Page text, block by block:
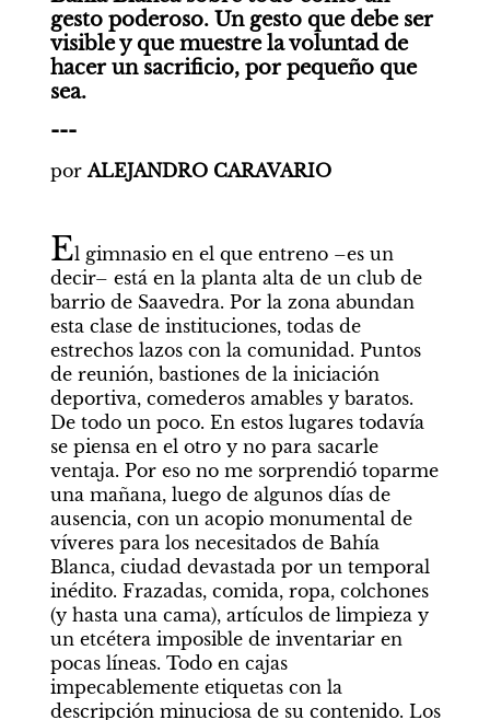
gesto poderoso. Un gesto que debe ser
visible y que muestre la voluntad de
hacer un sacrificio, por pequeño que
sea.
---
por ALEJANDRO CARAVARIO
El gimnasio en el que entreno –es un
decir– está en la planta alta de un club de
barrio de Saavedra. Por la zona abundan
esta clase de instituciones, todas de
estrechos lazos con la comunidad. Puntos
de reunión, bastiones de la iniciación
deportiva, comederos amables y baratos.
De todo un poco. En estos lugares todavía
se piensa en el otro y no para sacarle
ventaja. Por eso no me sorprendió toparme
una mañana, luego de algunos días de
ausencia, con un acopio monumental de
víveres para los necesitados de Bahía
Blanca, ciudad devastada por un temporal
inédito. Frazadas, comida, ropa, colchones
(y hasta una cama), artículos de limpieza y
un etcétera imposible de inventariar en
pocas líneas. Todo en cajas
impecablemente etiquetas con la
descripción minuciosa de su contenido. Los